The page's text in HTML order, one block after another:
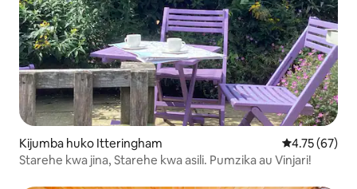
Kijumba huko Itteringham Ukadiriaji wa
4.75 (67)
Starehe kwa jina, Starehe kwa asili. Pumzika au Vinjari!